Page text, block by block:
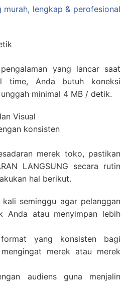
murah, lengkap & perofesional
yang lancar saat
time, Anda butuh koneksi
minimal 4 MB / detik.
Visual
konsisten
merek toko, pastikan
LANGSUNG secara rutin
hal berikut.
kali seminggu agar pelanggan
Anda atau menyimpan lebih
yang konsisten bagi
merek atau merek
audiens guna menjalin